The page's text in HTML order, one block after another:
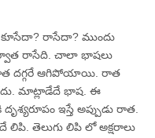
రాసేదా? ముందు
రాసేది. చాలా భాషలు
దగ్గరే ఆగిపోయాయి. రాత
మాట్లాడేదే భాష. ఈ
ఇస్తే అప్పుడు రాత.
తెలుగు లిపి లో అక్షరాలు